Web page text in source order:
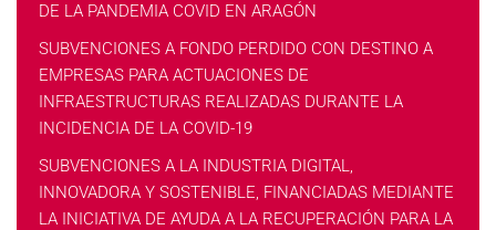
DE LA PANDEMIA COVID EN ARAGÓN
SUBVENCIONES A FONDO PERDIDO CON DESTINO A
EMPRESAS PARA ACTUACIONES DE
INFRAESTRUCTURAS REALIZADAS DURANTE LA
INCIDENCIA DE LA COVID-19
SUBVENCIONES A LA INDUSTRIA DIGITAL,
INNOVADORA Y SOSTENIBLE, FINANCIADAS MEDIANTE
LA INICIATIVA DE AYUDA A LA RECUPERACIÓN PARA LA